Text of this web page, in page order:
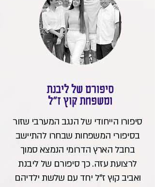
סיפורם של ליבנת
ומשפחת קוץ ז"ל
סיפורו הייחודי של הנגב המערבי שזור
בסיפורי המשפחות שבחרו להתיישב
בחבל הארץ הדרומי הנמצא סמוך
לרצועת עזה. כך סיפורם של ליבנת
ואביב קוץ ז"ל יחד עם שלשת ילדיהם